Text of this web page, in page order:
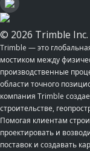
© 2026 Trimble Inc.
Trimble — это
мостиком между
производственные
области точного
компания Trimble
строительстве,
Помогая клиентам
проектировать и
поставок и создавать